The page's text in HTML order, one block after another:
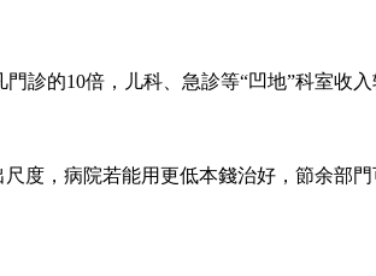
診的10倍，儿科、急診等“凹地”科室收入
度，病院若能用更低本錢治好，節余部